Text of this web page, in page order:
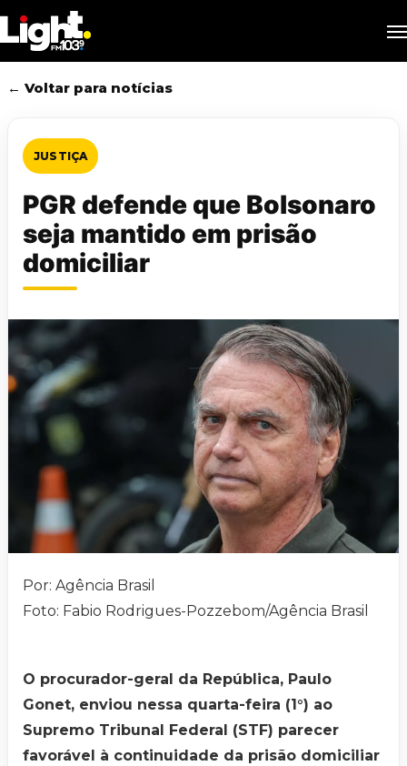
to
main
content
← Voltar para notícias
JUSTIÇA
PGR defende que Bolsonaro
seja mantido em prisão
domiciliar
Por: Agência Brasil
Foto: Fabio Rodrigues-Pozzebom/Agência Brasil
O procurador-geral da República, Paulo
Gonet, enviou nessa quarta-feira (1°) ao
Supremo Tribunal Federal (STF) parecer
favorável à continuidade da prisão domiciliar